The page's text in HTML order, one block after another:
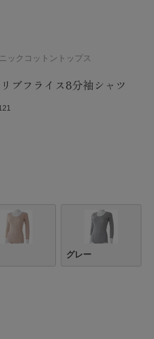
ックコットントップス
ブフライス8分袖シャツ
グレー